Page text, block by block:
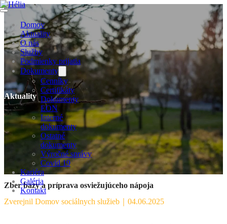
Domov
Aktuality
O nás
Služby
Podmienky prijatia
Dokumenty
Cenníky
Certifikáty
Dokumenty
EON
Interné
dokumenty
Ostatné
dokumenty
Výročné správy
Covid 19
Kariéra
Galéria
Kontakt
Aktuality
Zber bazy a príprava osviežujúceho nápoja
Zverejnil Domov sociálnych služieb
04.06.2025